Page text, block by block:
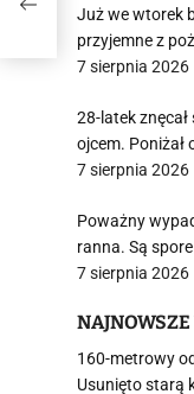
Już we wtorek
przyjemne z
7 sierpnia 2026
28-latek
ojcem. Poniżał
7 sierpnia 2026
Poważny
ranna. Są
7 sierpnia 2026
160-metrowy
Usunięto starą